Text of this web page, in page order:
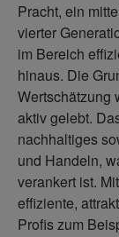
Pracht, ein
vierter
im Bereich
hinaus. Die
Wertschätzung
aktiv gelebt.
nachhaltiges
und Handeln,
verankert ist.
effiziente,
Profis zum